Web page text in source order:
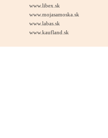
www.libex.sk
www.mojasamoska.sk
www.labas.sk
www.kaufland.sk